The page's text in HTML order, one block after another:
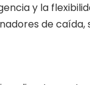
y la
de caída,